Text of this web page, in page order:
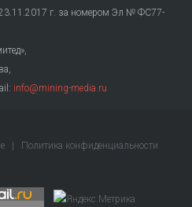
23.11.2017 г. за номером Эл № ФС77-
info@mining-media.ru
Политика конфиденциальности